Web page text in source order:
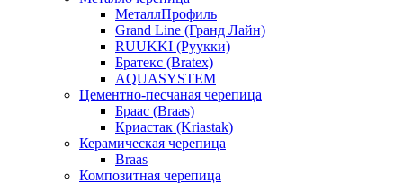
МеталлПрофиль
Grand Line (Гранд Лайн)
RUUKKI (Руукки)
Братекс (Bratex)
AQUASYSTEM
Цементно-песчаная черепица
Браас (Braas)
Криастак (Kriastak)
Керамическая черепица
Braas
Композитная черепица